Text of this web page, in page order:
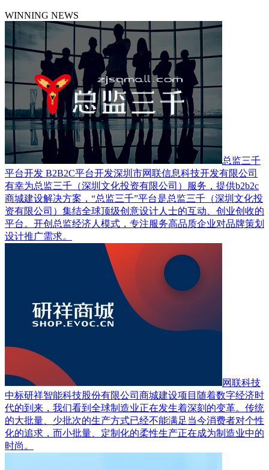
WINNING NEWS
总监三千
平台开发 B2B2C平台开发深圳市网联信息科技开发有限公司
有幸为总监三千（深圳文化投资有限公司）服务，提供b2b2c
商城建设解决方案，“总监三千”平台是总监三千（深圳文化投
资有限公司）集结全球顶级创意设计人士的互动、创业创收的
平台。开创总监经济人模式，专注服务高品质企业对品牌策划
设计推广需求。
网联科技
中标研祥智能科技股份有限公司商城建设项目 随着数字经济时
代的到来，我们看到全球制造业正在发生着深刻的变革。传统
的大批量、少批次的生产方式已经不能满足当今消费者对个性
化的追求，而小批量、定制化的柔性生产正在成为制造业中的
时尚。